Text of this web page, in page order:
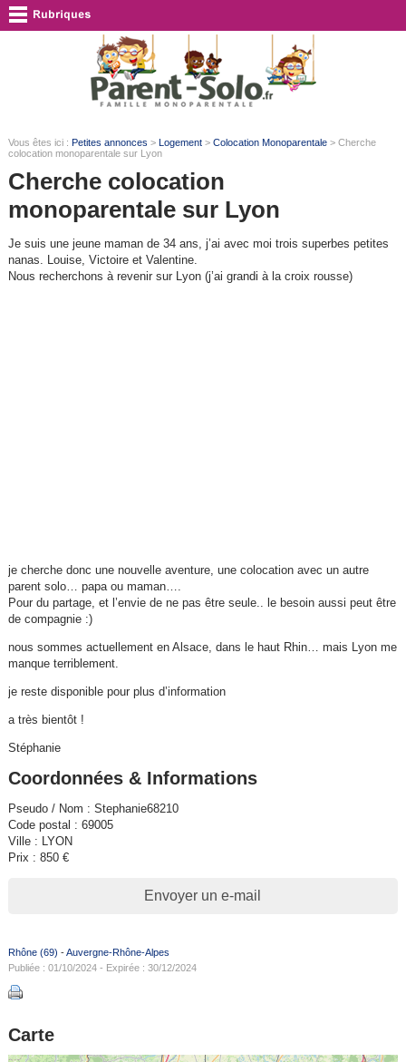
Vous êtes ici : Petites annonces > Logement> Colocation Monoparentale> Cherche
colocation monoparentale sur Lyon
Cherche colocation
monoparentale sur Lyon
Je suis une jeune maman de 34 ans, j’ai avec moi trois superbes petites
nanas. Louise, Victoire et Valentine.
Nous recherchons à revenir sur Lyon (j’ai grandi à la croix rousse)
je cherche donc une nouvelle aventure, une colocation avec un autre
parent solo… papa ou maman….
Pour du partage, et l’envie de ne pas être seule.. le besoin aussi peut être
de compagnie :)
nous sommes actuellement en Alsace, dans le haut Rhin… mais Lyon me
manque terriblement.
je reste disponible pour plus d’information
a très bientôt !
Stéphanie
Coordonnées & Informations
Pseudo / Nom : Stephanie68210
Code postal : 69005
Ville : LYON
Prix : 850 €
Envoyer un e-mail
Rhône (69) -Auvergne-Rhône-Alpes
Publiée : 01/10/2024 - Expirée : 30/12/2024
Carte